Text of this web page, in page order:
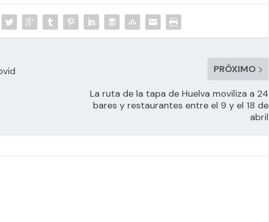
PRÓXIMO
La ruta de la tapa de Huelva moviliza a 24
bares y restaurantes entre el 9 y el 18 de
abril